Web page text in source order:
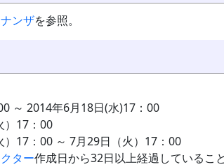
ンザを参照。
～ 2014年6月18日(水)17：00
）17：00
17：00 ～ 7月29日（火）17：00
ター作成日から32日以上経過していること